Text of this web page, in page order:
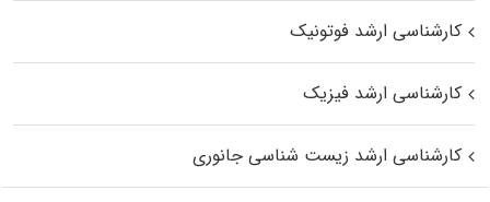
کارشناسی ارشد فوتونیک
کارشناسی ارشد فیزیک
کارشناسی ارشد زیست‌ شناسی جانوری